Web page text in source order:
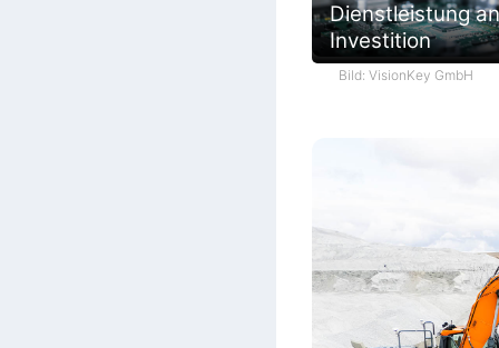
Dienstleistung
Investition
Bild: VisionKey GmbH